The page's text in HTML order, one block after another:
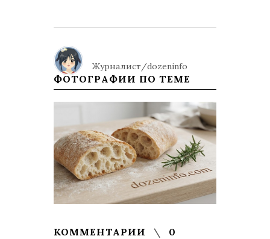
Журналист/dozeninfo
ФОТОГРАФИИ ПО ТЕМЕ
КОММЕНТАРИИ 0